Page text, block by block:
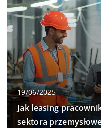
19/06/2025
Jak leasing
sektora